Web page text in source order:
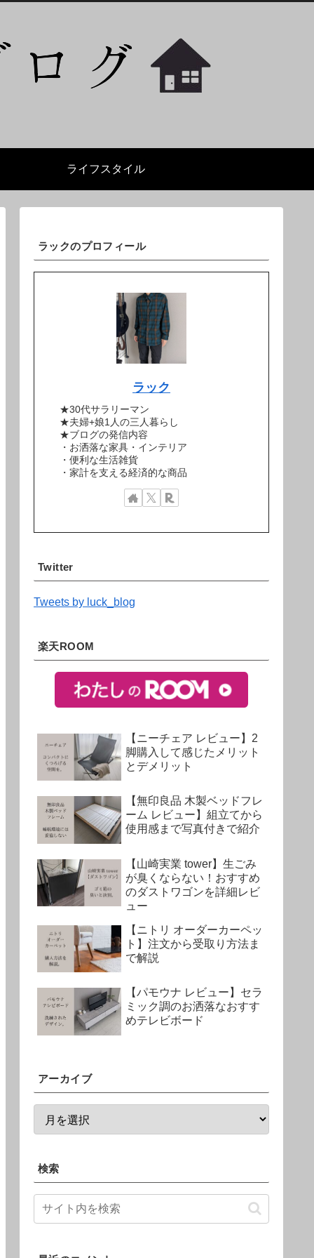
ライフスタイル
ラックのプロフィール
ラック
★30代サラリーマン
★夫婦+娘1人の三人暮らし
★ブログの発信内容
・お洒落な家具・インテリア
・便利な生活雑貨
・家計を支える経済的な商品
Twitter
Tweets by luck_blog
楽天ROOM
【ニーチェア レビュー】2
脚購入して感じたメリット
とデメリット
【無印良品 木製ベッドフレ
ーム レビュー】組立てから
使用感まで写真付きで紹介
【山崎実業 tower】生ごみ
が臭くならない！おすすめ
のダストワゴンを詳細レビ
ュー
【ニトリ オーダーカーペッ
ト】注文から受取り方法ま
で解説
【パモウナ レビュー】セラ
ミック調のお洒落なおすす
めテレビボード
アーカイブ
検索